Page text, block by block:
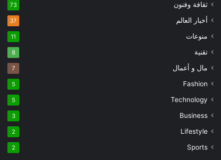
ثقافة وفنون 73
أخبار العالم 37
منوعات 11
تقنية 8
مال و أعمال 7
Fashion
5
Technology
5
Business
3
Lifestyle
2
Sports
2